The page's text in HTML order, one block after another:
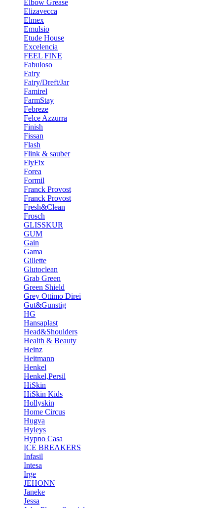
Elbow Grease
Elizavecca
Elmex
Emulsio
Etude House
Excelencia
FEEL FINE
Fabuloso
Fairy
Fairy/Dreft/Jar
Famirel
FarmStay
Febreze
Felce Azzurra
Finish
Fissan
Flash
Flink & sauber
FlyFix
Forea
Formil
Franck Provost
Franck Provost
Fresh&Clean
Frosch
GLISSKUR
GUM
Gain
Gama
Gillette
Glutoclean
Grab Green
Green Shield
Grey Ottimo Direi
Gut&Gunstig
HG
Hansaplast
Head&Shoulders
Health & Beauty
Heinz
Heitmann
Henkel
Henkel,Persil
HiSkin
HiSkin Kids
Hollyskin
Home Circus
Hugva
Hyleys
Hypno Casa
ICE BREAKERS
Infasil
Intesa
Irge
JEHONN
Janeke
Jessa